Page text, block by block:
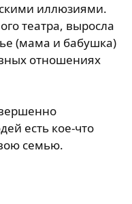
иллюзиями.
театра, выросла
(мама и бабушка)
отношениях
есть кое-что
семью.